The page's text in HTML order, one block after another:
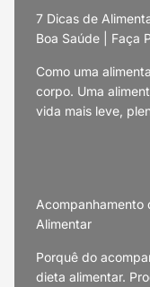
7 Dicas de
Boa Saúde | Faça
Como uma
corpo. Uma
vida mais leve,
Acompanhamento
Alimentar
Porquê do
dieta alimentar.